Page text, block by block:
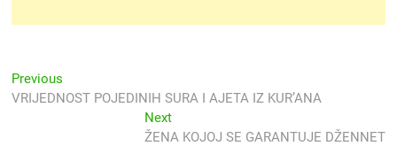
Navigacija
objava
Previous
post:
VRIJEDNOST POJEDINIH SURA I AJETA IZ KUR’ANA
NextNext
post:
ŽENA KOJOJ SE GARANTUJE DŽENNET